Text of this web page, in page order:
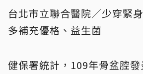
台北市立聯合醫院／少穿緊
多補充優格、益生菌
健保署統計，109年骨盆腔